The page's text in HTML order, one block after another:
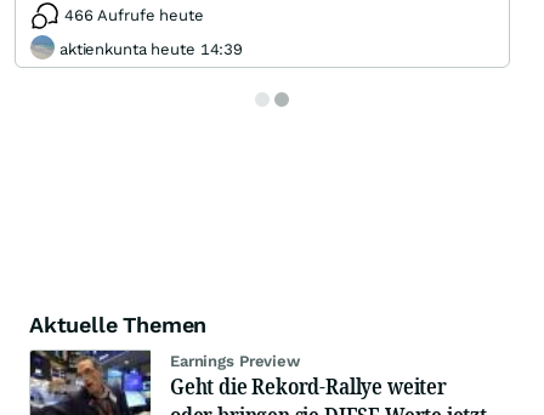
466 Aufrufe heute
aktienkunta heute 14:39
Aktuelle Themen
Earnings Preview
Geht die Rekord-Rallye weiter